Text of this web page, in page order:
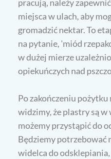
pracują, należy
miejsca w ulach, aby
gromadzić nektar. To
na pytanie, 'miód
w dużej mierze
opiekuńczych nad
Po zakończeniu pożytku
widzimy, że plastry są
możemy przystąpić do
Będziemy potrzebować
widelca do